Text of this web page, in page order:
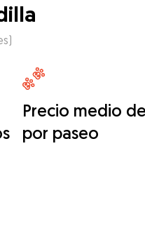
)
Precio medio
por paseo